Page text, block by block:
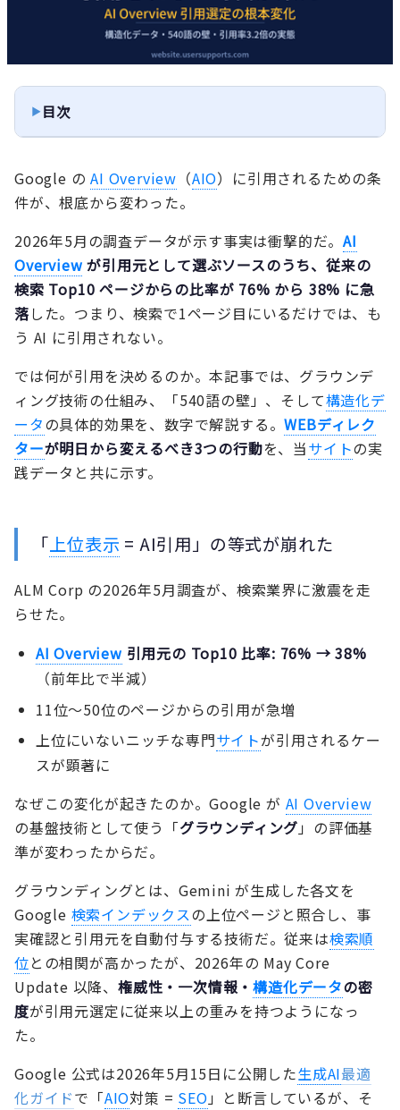
目次
Google のAI Overview （AIO）に引用されるための条
件が、根底から変わった。
2026年5月の調査データが示す事実は衝撃的だ。AI
Overview が引用元として選ぶソースのうち、従来の
検索 Top10 ページからの比率が 76% から 38% に急
落した。つまり、検索で1ページ目にいるだけでは、も
う AI に引用されない。
では何が引用を決めるのか。本記事では、グラウンデ
ィング技術の仕組み、「540語の壁」、そして構造化デ
ータの具体的効果を、数字で解説する。WEBディレク
ターが明日から変えるべき3つの行動を、当サイトの実
践データと共に示す。
「上位表示 = AI引用」の等式が崩れた
ALM Corp の2026年5月調査が、検索業界に激震を走
らせた。
AI Overview 引用元の Top10 比率: 76% → 38%
（前年比で半減）
11位〜50位のページからの引用が急増
上位にいないニッチな専門サイトが引用されるケー
スが顕著に
なぜこの変化が起きたのか。Google が AI Overview
の基盤技術として使う「グラウンディング」の評価基
準が変わったからだ。
グラウンディングとは、Gemini が生成した各文を
Google 検索インデックスの上位ページと照合し、事
実確認と引用元を自動付与する技術だ。従来は検索順
位との相関が高かったが、2026年の May Core
Update 以降、 権威性・一次情報・構造化データの密
度が引用元選定に従来以上の重みを持つようになっ
た。
Google 公式は2026年5月15日に公開した生成AI最適
化ガイドで「AIO対策 = SEO」と断言しているが、そ